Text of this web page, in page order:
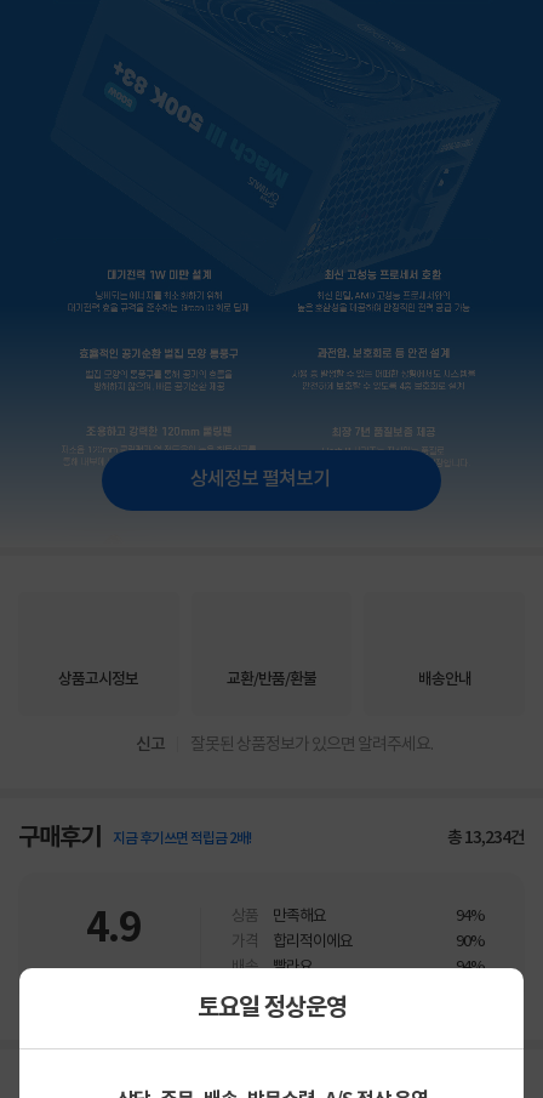
토요일 정상운영
상세정보 펼쳐보기
상품고시정보 교환/반품/환불 배송안내
신고 잘못된 상품정보가 있으면 알려주세요.
구매후기 지금 후기쓰면 적립금 2배! 총13,234건
4.9 상품 만족해요
94%
가격
합리적이에요
90%
배송
빨라요 94%